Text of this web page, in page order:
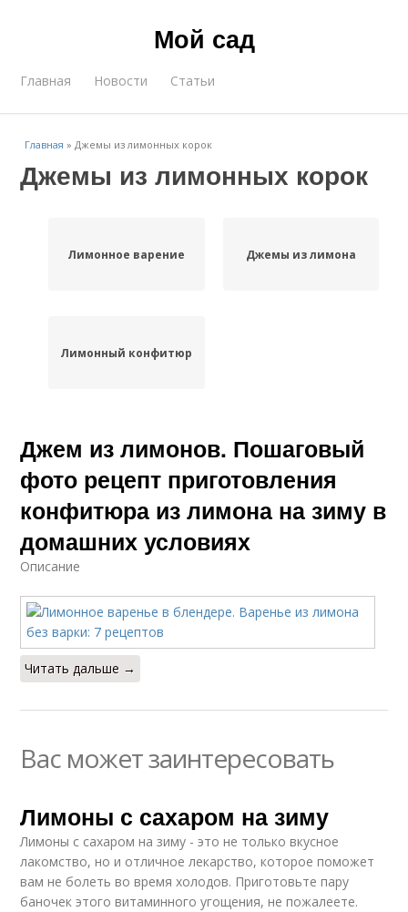
Мой сад
Главная Новости Статьи
Главная »Джемы из лимонных корок
Джемы из лимонных корок
Лимонное варение Джемы из лимона
Лимонный конфитюр
Джем из лимонов. Пошаговый
фото рецепт приготовления
конфитюра из лимона на зиму в
домашних условиях
Описание
Читать дальше →
Вас может заинтересовать
Лимоны с сахаром на зиму
Лимоны с сахаром на зиму - это не только вкусное
лакомство, но и отличное лекарство, которое поможет
вам не болеть во время холодов. Приготовьте пару
баночек этого витаминного угощения, не пожалеете.